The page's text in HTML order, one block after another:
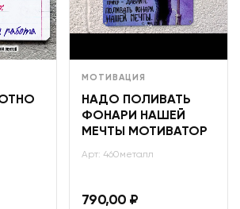
МОТИВАЦИЯ
НАДО ПОЛИВАТЬ
ФОНАРИ НАШЕЙ
МЕЧТЫ МОТИВАТОР
Арт: 460металл
790,00 ₽